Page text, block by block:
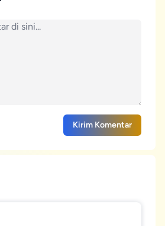
Kirim Komentar